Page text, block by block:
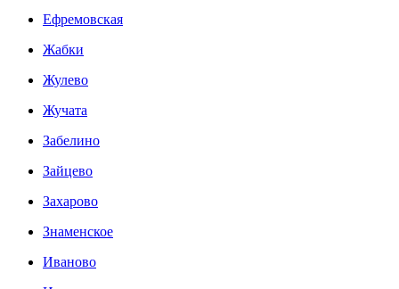
Ефремовская
Жабки
Жулево
Жучата
Забелино
Зайцево
Захарово
Знаменское
Иваново